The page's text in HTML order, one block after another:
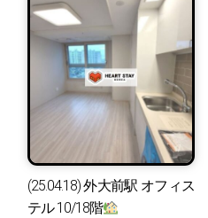
(25.04.18) 外大前駅 オフィス
テル 10/18階